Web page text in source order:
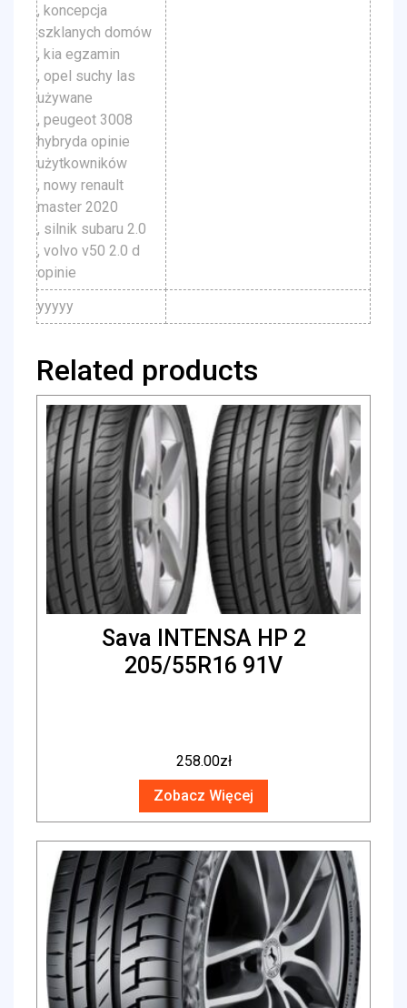
, koncepcja
szklanych domów
, kia egzamin
, opel suchy las
używane
, peugeot 3008
hybryda opinie
użytkowników
, nowy renault
master 2020
, silnik subaru 2.0
, volvo v50 2.0 d
opinie
yyyyy
Related products
Sava INTENSA HP 2
205/55R16 91V
258.00zł
Zobacz Więcej